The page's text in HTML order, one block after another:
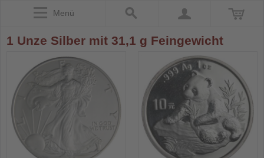
Menü
1 Unze Silber mit 31,1 g Feingewicht